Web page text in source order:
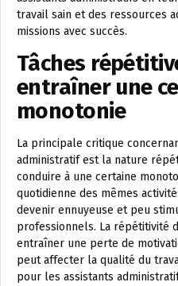
travail sain et des ressources
missions avec succès.
Tâches
entraîner une
monotonie
La principale critique
administratif est la nature
conduire à une certaine
quotidienne des mêmes
devenir ennuyeuse et peu
professionnels. La répétitivité
entraîner une perte de
peut affecter la qualité du
pour les assistants